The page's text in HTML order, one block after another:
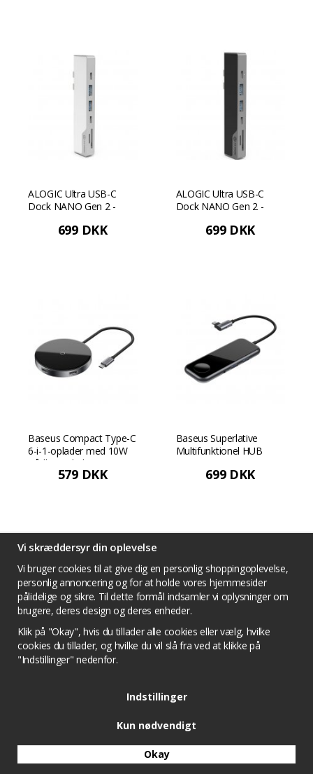
ALOGIC Ultra USB-C
Dock NANO Gen 2 -
hukommelseskortlæser
699 DKK
ALOGIC Ultra USB-C
Dock NANO Gen 2 -
hukommelseskortlæser
699 DKK
Baseus Compact Type-C
6-i-1-oplader med 10W
trådløs opladning -
Rumgrå579 DKK
Baseus Superlative
Multifunktionel HUB
699 DKK
adapter - Sølv
Vi skræddersyr din oplevelse
Vi bruger cookies til at give dig en personlig shoppingoplevelse,
personlig annoncering og for at holde vores hjemmesider
pålidelige og sikre. Til dette formål indsamler vi oplysninger om
brugere, deres design og deres enheder.
Klik på "Okay", hvis du tillader alle cookies eller vælg, hvilke
cookies du tillader, og hvilke du vil slå fra ved at klikke på
"Indstillinger" nedenfor.
Indstillinger
Kun nødvendigt
Okay